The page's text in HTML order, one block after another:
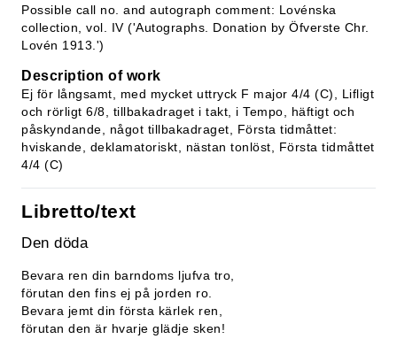
Possible call no. and autograph comment: Lovénska
collection, vol. IV ('Autographs. Donation by Öfverste Chr.
Lovén 1913.')
Description of work
Ej för långsamt, med mycket uttryck F major 4/4 (C), Lifligt
och rörligt 6/8, tillbakadraget i takt, i Tempo, häftigt och
påskyndande, något tillbakadraget, Första tidmåttet:
hviskande, deklamatoriskt, nästan tonlöst, Första tidmåttet
4/4 (C)
Libretto/text
Den döda
Bevara ren din barndoms ljufva tro,
förutan den fins ej på jorden ro.
Bevara jemt din första kärlek ren,
förutan den är hvarje glädje sken!